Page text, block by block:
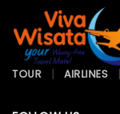
TOUR AIRLINES